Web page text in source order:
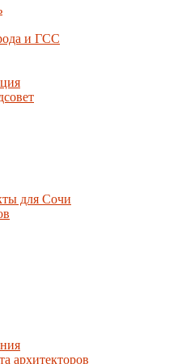
и ГСС
для Сочи
архитекторов